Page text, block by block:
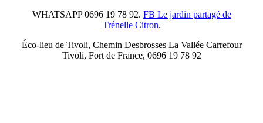
WHATSAPP 0696 19 78 92. FB Le jardin partagé de
Trénelle Citron.
Éco-lieu de Tivoli, Chemin Desbrosses La Vallée Carrefour
Tivoli, Fort de France, 0696 19 78 92